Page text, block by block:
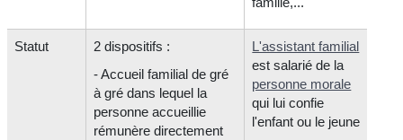
Statut
2 dispositifs :
- Accueil familial de gré
à gré dans lequel la
personne accueillie
rémunère directement
L'assistant familial
est salarié de la
personne morale
qui lui confie
l'enfant ou le jeune